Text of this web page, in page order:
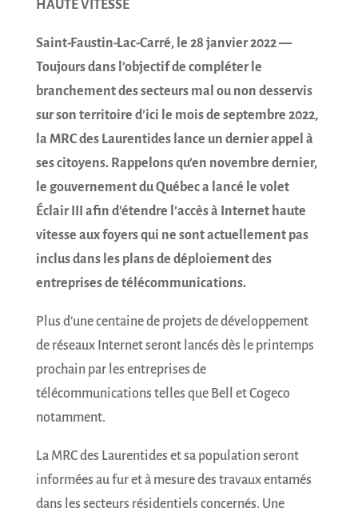
HAUTE VITESSE
Saint-Faustin-Lac-Carré, le 28 janvier 2022 —
Toujours dans l’objectif de compléter le
branchement des secteurs mal ou non desservis
sur son territoire d’ici le mois de septembre 2022,
la MRC des Laurentides lance un dernier appel à
ses citoyens. Rappelons qu’en novembre dernier,
le gouvernement du Québec a lancé le volet
Éclair III afin d’étendre l’accès à Internet haute
vitesse aux foyers qui ne sont actuellement pas
inclus dans les plans de déploiement des
entreprises de télécommunications.
Plus d’une centaine de projets de développement
de réseaux Internet seront lancés dès le printemps
prochain par les entreprises de
télécommunications telles que Bell et Cogeco
notamment.
La MRC des Laurentides et sa population seront
informées au fur et à mesure des travaux entamés
dans les secteurs résidentiels concernés. Une